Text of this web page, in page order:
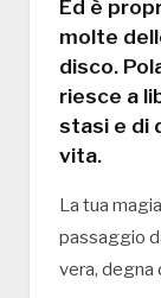
Ed è
molte
disco.
riesce a
stasi e di
vita.
La tua
passaggio
vera, degna